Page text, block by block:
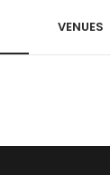
VENUES